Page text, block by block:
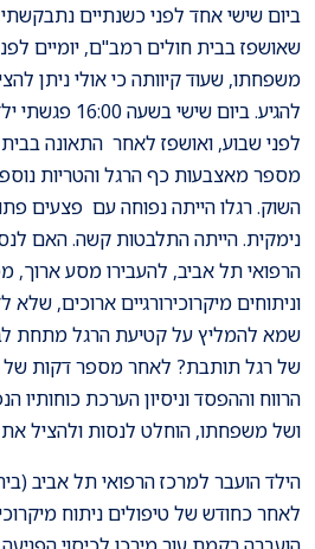
ביום שישי אחד לפני כשנתיים
שאושפז בבית חולים רמב"ם, יומיים
משפחתו, שעוד קיוותה כי אולי ניתן
להגיע. ביום
לפני שבוע, ואושפז לאחר התאונה
מספר מאצבעות כף הרגל והטריות
השוק. רגלו הייתה נפוחה עם פצעים
נימקית. הייתה התלבטות קשה. האם
הרפואי תל אביב, להעבירו מסע ארוך,
וניתוחים מיקרוכירורגיים ארוכים,
שמא להמליץ על קטיעת הרגל מתחת
של רגל תותבת? לאחר מספר דקות של
הרווח וההפסד וניסיון הערכת כוחותיו
ושל משפחתו, הוחלט לנסות ולהציל את
הילד הועבר למרכז הרפואי תל אביב